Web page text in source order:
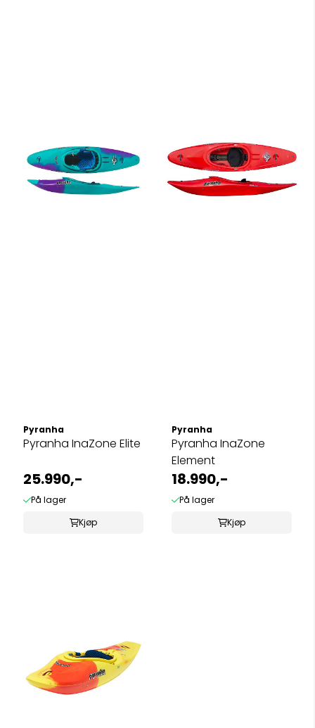
Pyranha
Pyranha InaZone Elite
25.990,-
På lager
Kjøp
Pyranha
Pyranha InaZone
Element
18.990,-
På lager
Kjøp